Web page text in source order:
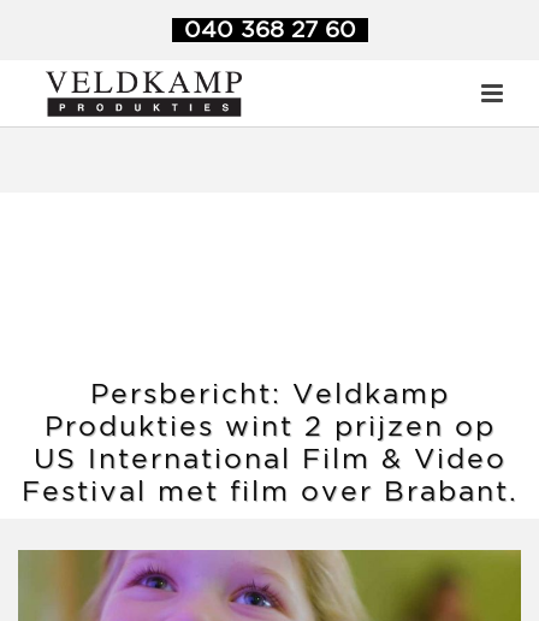
Produkties wint 2 prijzen op US International Film & Video
Festival met film over Brabant.
040 368 27 60
Persbericht: Veldkamp
Produkties wint 2 prijzen op
US International Film & Video
Festival met film over Brabant.